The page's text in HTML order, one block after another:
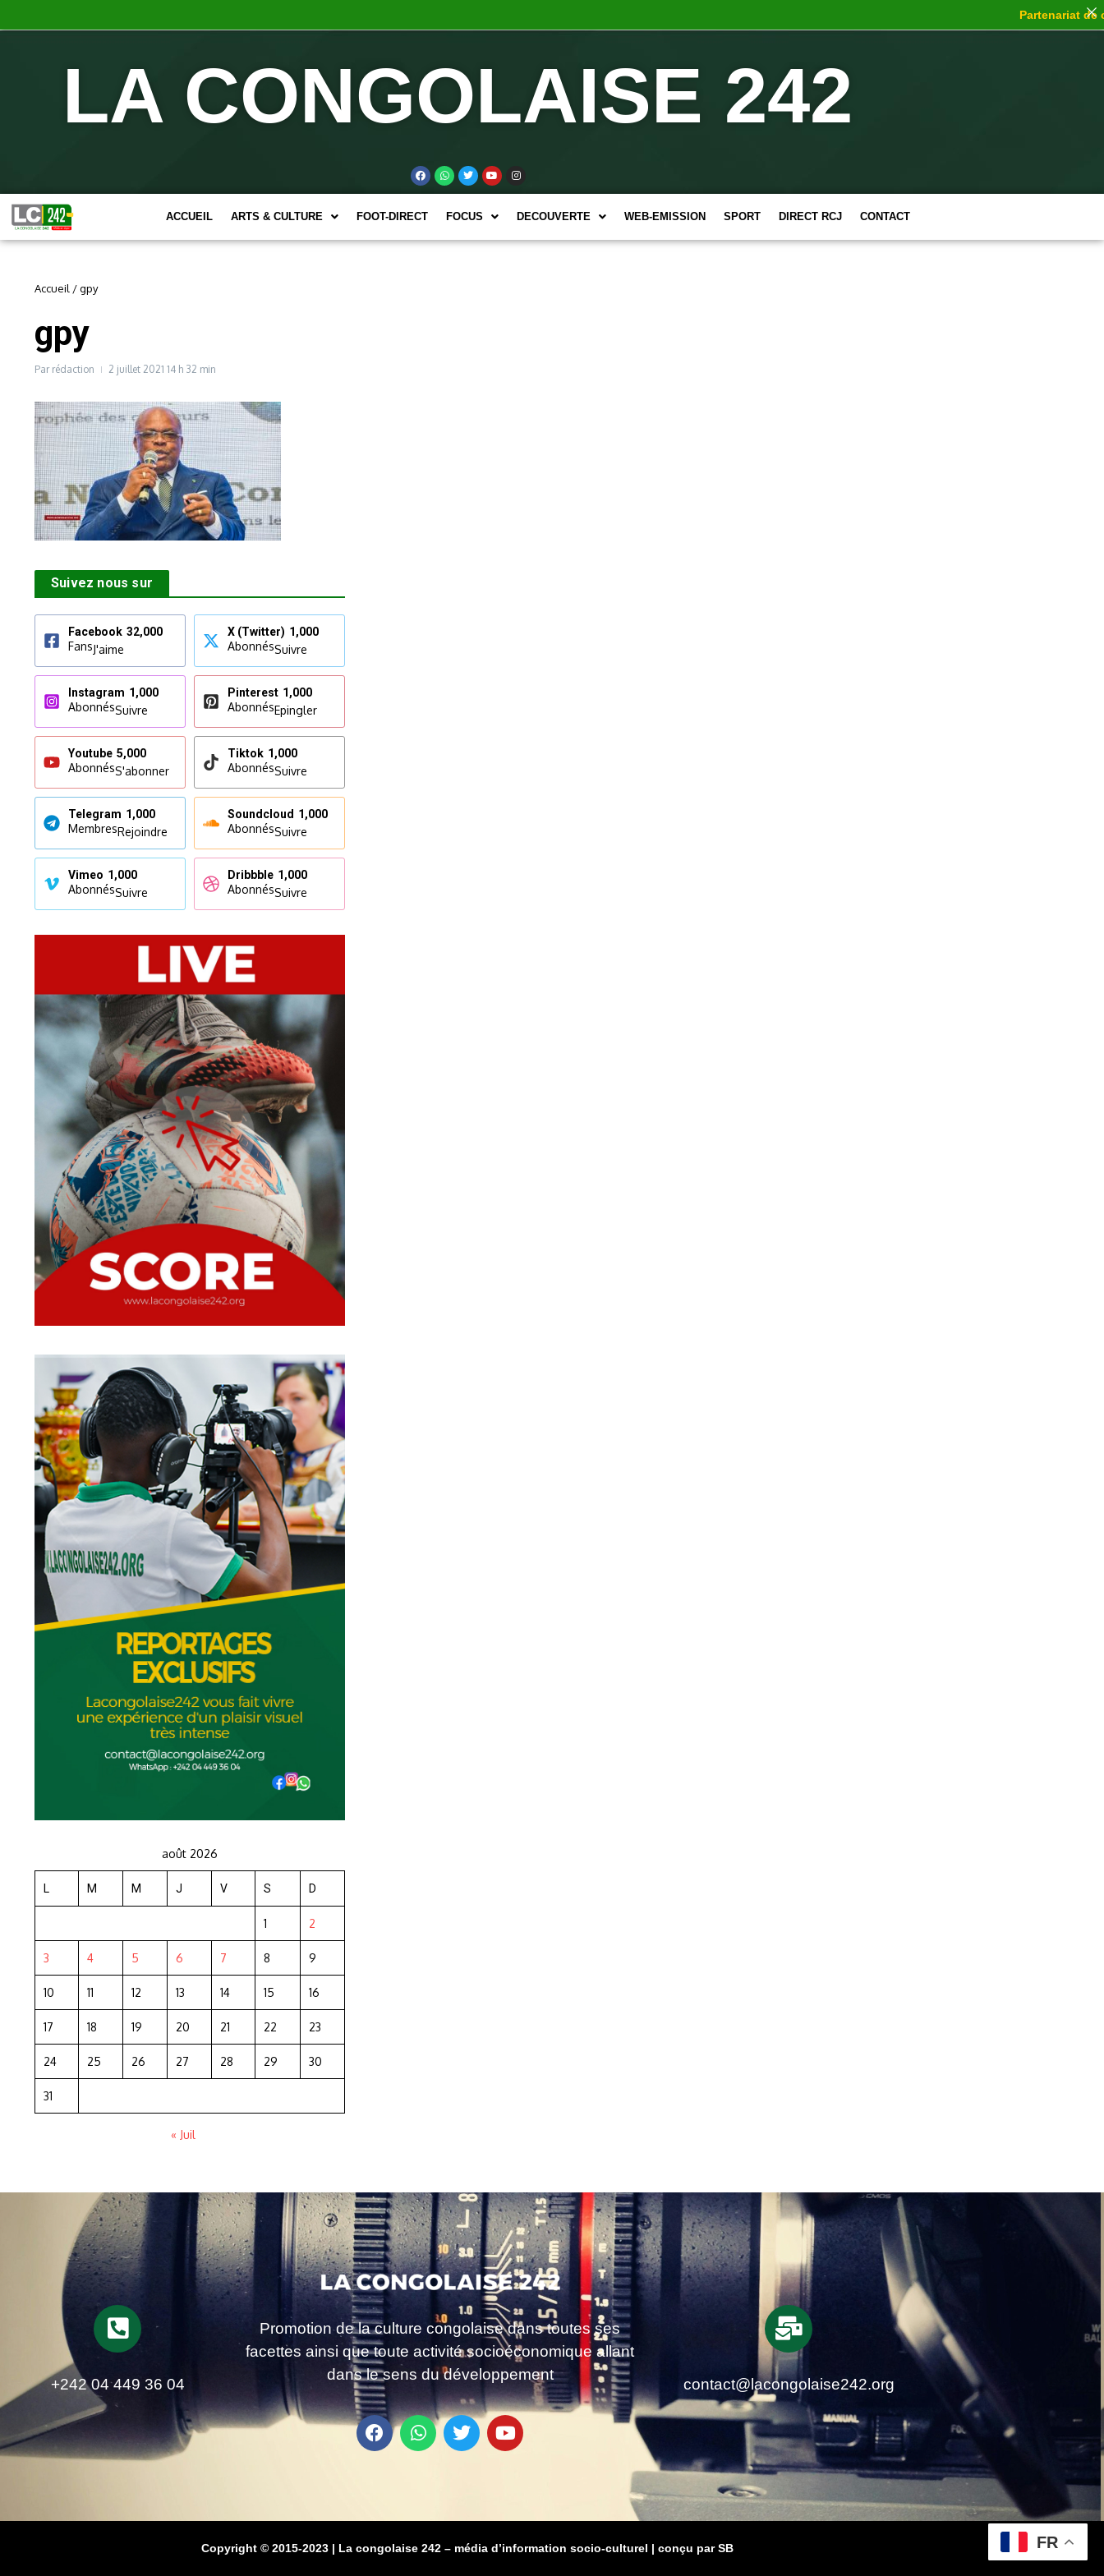
LA CONGOLAISE 242
ACCUEIL ARTS & CULTURE FOOT-DIRECT FOCUS DECOUVERTE WEB-EMISSION SPORT DIRECT RCJ CONTACT
Accueil /gpy
gpy
Par rédaction 2 juillet 2021 14 h 32 min
Suivez nous sur
Facebook 32,000
FansJ'aime
X (Twitter) 1,000
AbonnésSuivre
Instagram 1,000
AbonnésSuivre
Pinterest 1,000
AbonnésEpingler
Youtube 5,000
AbonnésS'abonner
Tiktok 1,000
AbonnésSuivre
Telegram 1,000
MembresRejoindre
Soundcloud 1,000
AbonnésSuivre
Vimeo 1,000
AbonnésSuivre
Dribbble 1,000
AbonnésSuivre
août 2026
L M M J V S D
1 2
3 4 5 6 7 8 9
10 11 12 13 14 15 16
17 18 19 20 21 22 23
24 25 26 27 28 29 30
31
« Juil
+242 04 449 36 04
Promotion de la culture congolaise dans toutes ses
facettes ainsi que toute activité socioéconomique allant
dans le sens du développement
contact@lacongolaise242.org
Copyright © 2015-2023 | La congolaise 242 – média d’information socio-culturel | conçu par SB
Partenariat de
FR